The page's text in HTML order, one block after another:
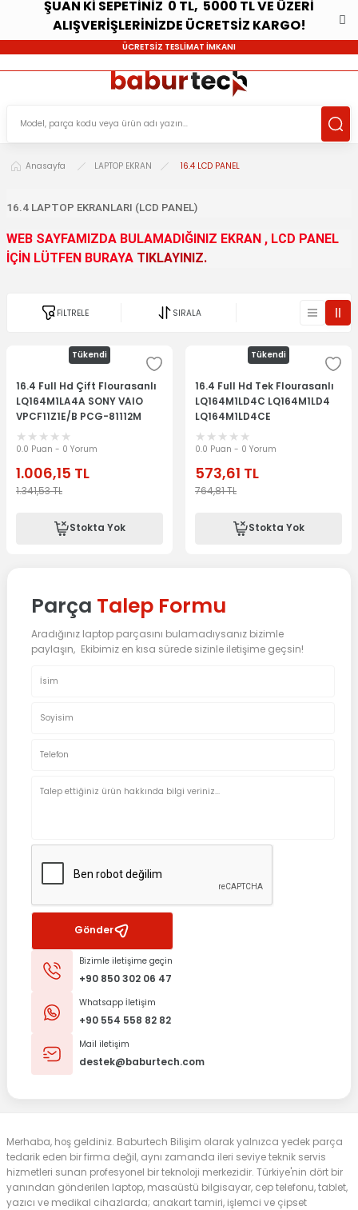
ŞUAN Kİ SEPETİNİZ 0 TL, 5000 TL VE ÜZERİ
ALIŞVERİŞLERİNİZDE ÜCRETSİZ KARGO!
ÜCRETSİZ TESLİMAT İMKANI
Anasayfa LAPTOP EKRAN 16.4 LCD PANEL
16.4 LAPTOP EKRANLARI (LCD PANEL)
WEB SAYFAMIZDA BULAMADIĞINIZ EKRAN , LCD PANEL
İÇİN LÜTFEN BURAYA TIKLAYINIZ.
FİLTRELE SIRALA
Tükendi
16.4 Full Hd Çift Flourasanlı
LQ164M1LA4A SONY VAIO
VPCF11Z1E/B PCG-81112M
0.0 Puan - 0 Yorum
1.006,15 TL
1.341,53TL
Stokta Yok
Tükendi
16.4 Full Hd Tek Flourasanlı
LQ164M1LD4C LQ164M1LD4
LQ164M1LD4CE
LQ164M1LD4C E SONY
Original VPC-F
0.0 Puan - 0 Yorum
573,61 TL
764,81TL
Stokta Yok
Parça Talep Formu
Aradığınız laptop parçasını bulamadıysanız bizimle
paylaşın, Ekibimiz en kısa sürede sizinle iletişime geçsin!
Gönder
Bizimle iletişime geçin
+90 850 302 06 47
Whatsapp İletişim
+90 554 558 82 82
Mail iletişim
destek@baburtech.com
Merhaba, hoş geldiniz. Baburtech Bilişim olarak yalnızca yedek parça
tedarik eden bir firma değil, aynı zamanda ileri seviye teknik servis
hizmetleri sunan profesyonel bir teknoloji merkezidir. Türkiye'nin dört bir
yanından gönderilen laptop, masaüstü bilgisayar, cep telefonu, tablet,
yazıcı ve medikal cihazlarda; anakart tamiri, işlemci ve çipset